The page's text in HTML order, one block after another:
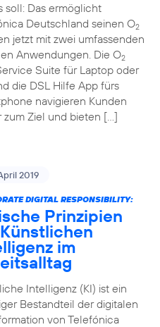
soll: Das ermöglicht
Deutschland seinen O2
jetzt mit zwei umfassenden
Anwendungen. Die O2
Suite für Laptop oder
die DSL Hilfe App fürs
navigieren Kunden
zum Ziel und bieten […]
2019
DIGITAL RESPONSIBILITY:
Prinzipien
im
Intelligenz (KI) ist ein
Bestandteil der digitalen
von Telefónica